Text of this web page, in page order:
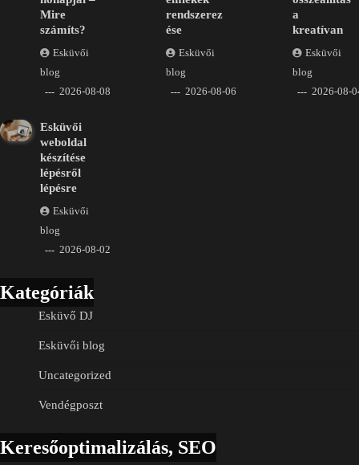
Mire
számíts?
Esküvői
blog
2026-08-08
rendszerez
ése
Esküvői
blog
2026-08-06
a
kreatívan
Esküvői
blog
2026-08-
Esküvői
weboldal
készítése
lépésről
lépésre
Esküvői
blog
2026-08-02
Kategóriák
Esküvő DJ
Esküvői blog
Uncategorized
Vendégposzt
Keresőoptimalizálás, SEO